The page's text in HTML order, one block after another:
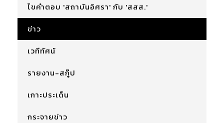
ไขคำตอบ 'สถาบันอิศรา' กับ 'สสส.'
ข่าว
เวทีทัศน์
รายงาน-สกู๊ป
เกาะประเด็น
กระจายข่าว